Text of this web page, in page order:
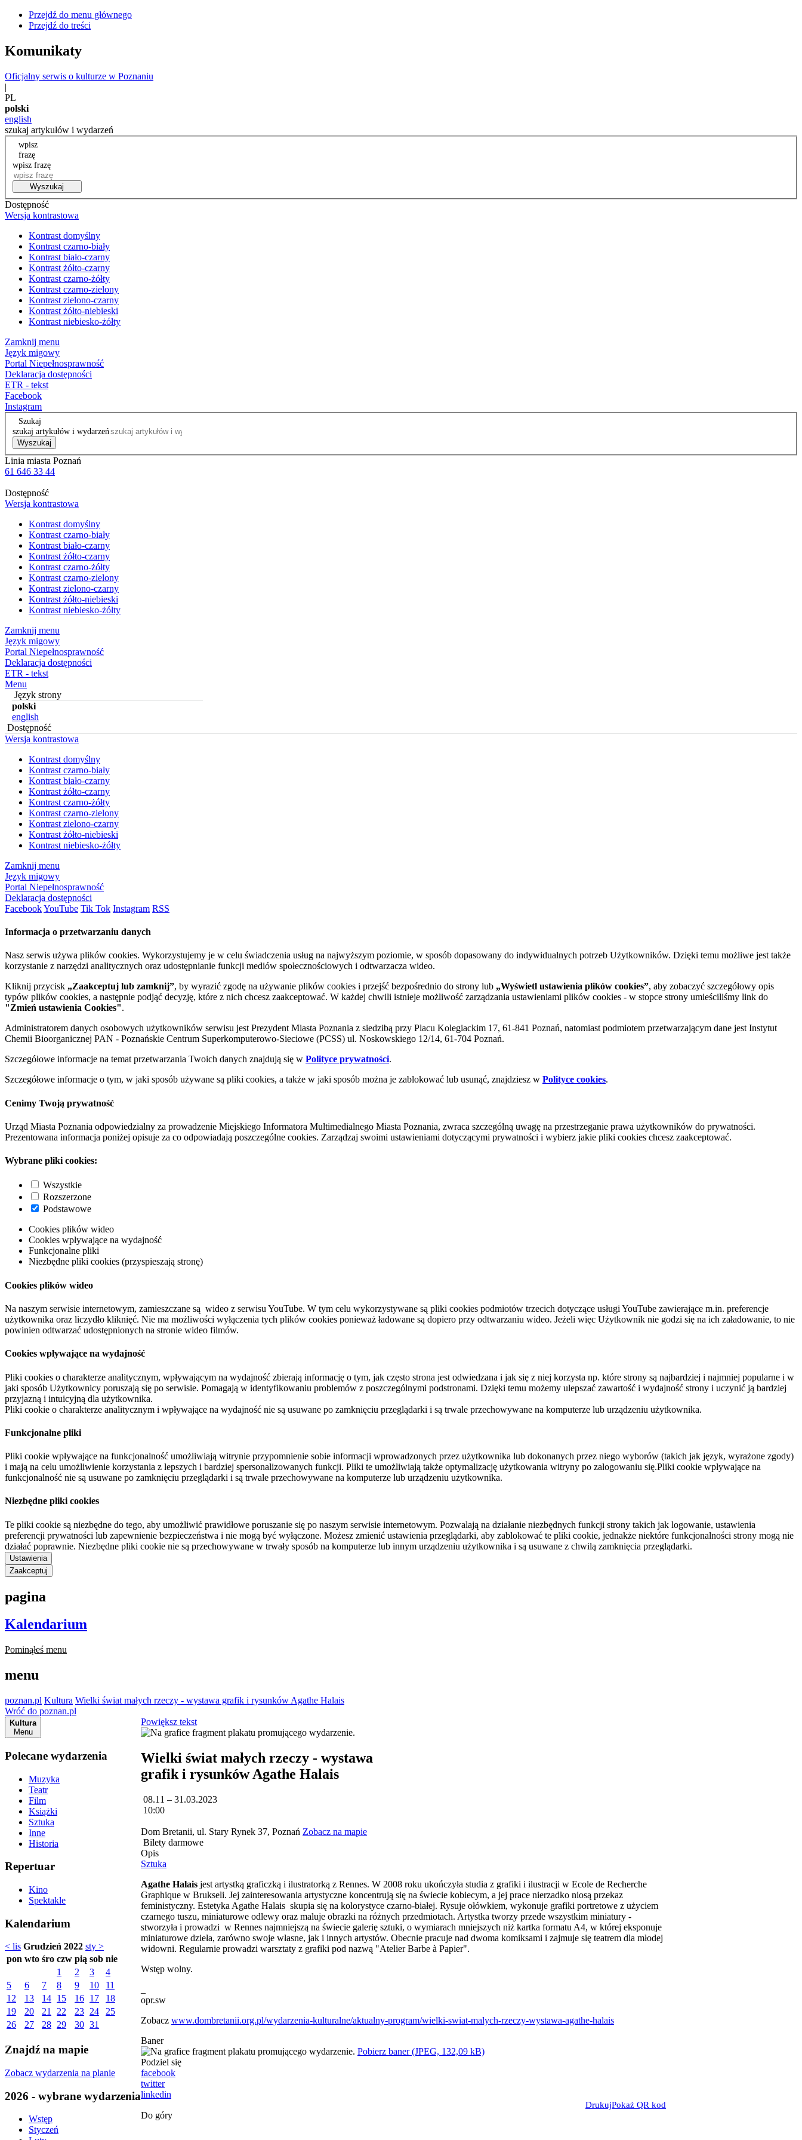
Przejdź do menu głównego
Przejdź do treści
Komunikaty
Oficjalny serwis o kulturze w Poznaniu
|
PL
polski
english
szukaj artykułów i wydarzeń
wpisz
frazę
wpisz frazę
Wyszukaj
Dostępność
Wersja kontrastowa
Kontrast domyślny
Kontrast czarno-biały
Kontrast biało-czarny
Kontrast żółto-czarny
Kontrast czarno-żółty
Kontrast czarno-zielony
Kontrast zielono-czarny
Kontrast żółto-niebieski
Kontrast niebiesko-żółty
Zamknij menu
Język migowy
Portal Niepełnosprawność
Deklaracja dostępności
ETR - tekst
Facebook
Instagram
Szukaj
szukaj artykułów i wydarzeń
Wyszukaj
Linia miasta Poznań
61 646 33 44
Dostępność
Wersja kontrastowa
Kontrast domyślny
Kontrast czarno-biały
Kontrast biało-czarny
Kontrast żółto-czarny
Kontrast czarno-żółty
Kontrast czarno-zielony
Kontrast zielono-czarny
Kontrast żółto-niebieski
Kontrast niebiesko-żółty
Zamknij menu
Język migowy
Portal Niepełnosprawność
Deklaracja dostępności
ETR - tekst
Menu
Język strony
polski
english
Dostępność
Wersja kontrastowa
Kontrast domyślny
Kontrast czarno-biały
Kontrast biało-czarny
Kontrast żółto-czarny
Kontrast czarno-żółty
Kontrast czarno-zielony
Kontrast zielono-czarny
Kontrast żółto-niebieski
Kontrast niebiesko-żółty
Zamknij menu
Język migowy
Portal Niepełnosprawność
Deklaracja dostępności
FacebookYouTube Tik Tok Instagram RSS
Informacja o przetwarzaniu danych
Nasz serwis używa plików cookies. Wykorzystujemy je w celu świadczenia usług na najwyższym poziomie, w sposób dopasowany do indywidualnych potrzeb Użytkowników. Dzięki temu możliwe jest także
korzystanie z narzędzi analitycznych oraz udostępnianie funkcji mediów społecznościowych i odtwarzacza wideo.
Kliknij przycisk „Zaakceptuj lub zamknij”, by wyrazić zgodę na używanie plików cookies i przejść bezpośrednio do strony lub „Wyświetl ustawienia plików cookies”, aby zobaczyć szczegółowy opis
typów plików cookies, a następnie podjąć decyzję, które z nich chcesz zaakceptować. W każdej chwili istnieje możliwość zarządzania ustawieniami plików cookies - w stopce strony umieściliśmy link do
"Zmień ustawienia Cookies".
Administratorem danych osobowych użytkowników serwisu jest Prezydent Miasta Poznania z siedzibą przy Placu Kolegiackim 17, 61-841 Poznań, natomiast podmiotem przetwarzającym dane jest Instytut
Chemii Bioorganicznej PAN - Poznańskie Centrum Superkomputerowo-Sieciowe (PCSS) ul. Noskowskiego 12/14, 61-704 Poznań.
Szczegółowe informacje na temat przetwarzania Twoich danych znajdują się w Polityce prywatności.
Szczegółowe informacje o tym, w jaki sposób używane są pliki cookies, a także w jaki sposób można je zablokować lub usunąć, znajdziesz w Polityce cookies.
Cenimy Twoją prywatność
Urząd Miasta Poznania odpowiedzialny za prowadzenie Miejskiego Informatora Multimedialnego Miasta Poznania, zwraca szczególną uwagę na przestrzeganie prawa użytkowników do prywatności.
Prezentowana informacja poniżej opisuje za co odpowiadają poszczególne cookies. Zarządzaj swoimi ustawieniami dotyczącymi prywatności i wybierz jakie pliki cookies chcesz zaakceptować.
Wybrane pliki cookies:
Wszystkie
Rozszerzone
Podstawowe
Cookies plików wideo
Cookies wpływające na wydajność
Funkcjonalne pliki
Niezbędne pliki cookies (przyspieszają stronę)
Cookies plików wideo
Na naszym serwisie internetowym, zamieszczane są wideo z serwisu YouTube. W tym celu wykorzystywane są pliki cookies podmiotów trzecich dotyczące usługi YouTube zawierające m.in. preferencje
użytkownika oraz liczydło kliknięć. Nie ma możliwości wyłączenia tych plików cookies ponieważ ładowane są dopiero przy odtwarzaniu wideo. Jeżeli więc Użytkownik nie godzi się na ich załadowanie, to nie
powinien odtwarzać udostępnionych na stronie wideo filmów.
Cookies wpływające na wydajność
Pliki cookies o charakterze analitycznym, wpływającym na wydajność zbierają informację o tym, jak często strona jest odwiedzana i jak się z niej korzysta np. które strony są najbardziej i najmniej popularne i w
jaki sposób Użytkownicy poruszają się po serwisie. Pomagają w identyfikowaniu problemów z poszczególnymi podstronami. Dzięki temu możemy ulepszać zawartość i wydajność strony i uczynić ją bardziej
przyjazną i intuicyjną dla użytkownika.
Pliki cookie o charakterze analitycznym i wpływające na wydajność nie są usuwane po zamknięciu przeglądarki i są trwale przechowywane na komputerze lub urządzeniu użytkownika.
Funkcjonalne pliki
Pliki cookie wpływające na funkcjonalność umożliwiają witrynie przypomnienie sobie informacji wprowadzonych przez użytkownika lub dokonanych przez niego wyborów (takich jak język, wyrażone zgody)
i mają na celu umożliwienie korzystania z lepszych i bardziej spersonalizowanych funkcji. Pliki te umożliwiają także optymalizację użytkowania witryny po zalogowaniu się.Pliki cookie wpływające na
funkcjonalność nie są usuwane po zamknięciu przeglądarki i są trwale przechowywane na komputerze lub urządzeniu użytkownika.
Niezbędne pliki cookies
Te pliki cookie są niezbędne do tego, aby umożliwić prawidłowe poruszanie się po naszym serwisie internetowym. Pozwalają na działanie niezbędnych funkcji strony takich jak logowanie, ustawienia
preferencji prywatności lub zapewnienie bezpieczeństwa i nie mogą być wyłączone. Możesz zmienić ustawienia przeglądarki, aby zablokować te pliki cookie, jednakże niektóre funkcjonalności strony mogą nie
działać poprawnie. Niezbędne pliki cookie nie są przechowywane w trwały sposób na komputerze lub innym urządzeniu użytkownika i są usuwane z chwilą zamknięcia przeglądarki.
Ustawienia
Zaakceptuj
pagina
Kalendarium
Pominąłeś menu
menu
poznan.pl Kultura Wielki świat małych rzeczy - wystawa grafik i rysunków Agathe Halais
Wróć do poznan.pl
Kultura
Menu
Polecane wydarzenia
Muzyka
Teatr
Film
Książki
Sztuka
Inne
Historia
Repertuar
Kino
Spektakle
Kalendarium
< lis Grudzień 2022 sty >
pon wto śro czw pią sob nie
1
2 3
4
5
6 7 8 9 10
11
12
13 14 15 16 17
18
19
20 21 22 23 24
25
26
27 28 29 30 31
Znajdź na mapie
Zobacz wydarzenia na planie
2026 - wybrane wydarzenia
Wstęp
Styczeń
Powiększ tekst
Wielki świat małych rzeczy - wystawa
grafik i rysunków Agathe Halais
08.11 – 31.03.2023
10:00
Dom Bretanii, ul. Stary Rynek 37, Poznań Zobacz na mapie
Bilety darmowe
Opis
Sztuka
Agathe Halais jest artystką graficzką i ilustratorką z Rennes. W 2008 roku ukończyła studia z grafiki i ilustracji w Ecole de Recherche
Graphique w Brukseli. Jej zainteresowania artystyczne koncentrują się na świecie kobiecym, a jej prace nierzadko niosą przekaz
feministyczny. Estetyka Agathe Halais skupia się na kolorystyce czarno-białej. Rysuje ołówkiem, wykonuje grafiki portretowe z użyciem
czarnego tuszu, miniaturowe odlewy oraz maluje obrazki na różnych przedmiotach. Artystka tworzy przede wszystkim miniatury -
stworzyła i prowadzi w Rennes najmniejszą na świecie galerię sztuki, o wymiarach mniejszych niż kartka formatu A4, w której eksponuje
miniaturowe dzieła, zarówno swoje własne, jak i innych artystów. Obecnie pracuje nad dwoma komiksami i zajmuje się teatrem dla młodej
widowni. Regularnie prowadzi warsztaty z grafiki pod nazwą "Atelier Barbe à Papier".
Wstęp wolny.
opr.sw
Zobacz www.dombretanii.org.pl/wydarzenia-kulturalne/aktualny-program/wielki-swiat-malych-rzeczy-wystawa-agathe-halais
Baner
Pobierz baner (JPEG, 132,09 kB)
Podziel się
facebook
twitter
linkedin
DrukujPokaż QR kod
Do góry